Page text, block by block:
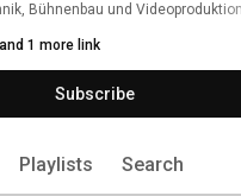
Bühnenbau und
und Nachbearbeitung,
Ihren Traum realisieren. Machen
und wir besprechen alle
and 1 more link
Subscribe
Playlists Search